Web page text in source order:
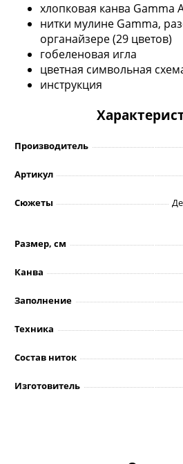
хлопковая канва Gamma
нитки мулине Gamma,
органайзере (29 цветов)
гобеленовая игла
цветная символьная
инструкция
Производитель
Артикул
Сюжеты
Размер, см
Канва
Заполнение
Техника
Состав ниток
Изготовитель